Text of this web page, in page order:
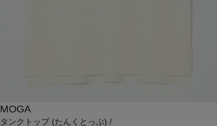
MOGA
タンクトップ (たんくとっぷ) /